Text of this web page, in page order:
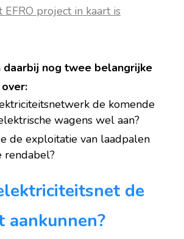
project in kaart is
daarbij nog twee belangrijke
de komende
wagens wel aan?
de exploitatie van laadpalen
rendabel?
de
aankunnen?